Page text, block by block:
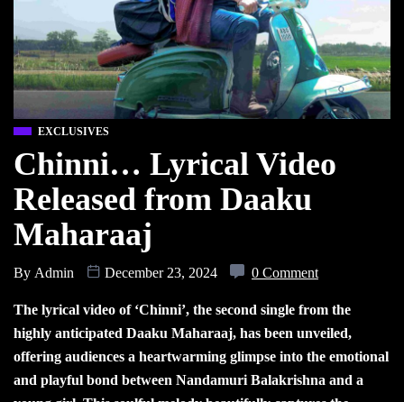
EXCLUSIVES
Chinni… Lyrical Video
Released from Daaku
Maharaaj
By Admin December 23, 2024 0 Comment
The lyrical video of ‘Chinni’, the second single from the
highly anticipated Daaku Maharaaj, has been unveiled,
offering audiences a heartwarming glimpse into the emotional
and playful bond between Nandamuri Balakrishna and a